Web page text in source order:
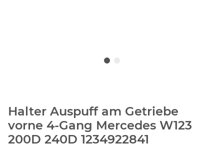
Halter Auspuff am Getriebe
vorne 4-Gang Mercedes W123
200D 240D 1234922841